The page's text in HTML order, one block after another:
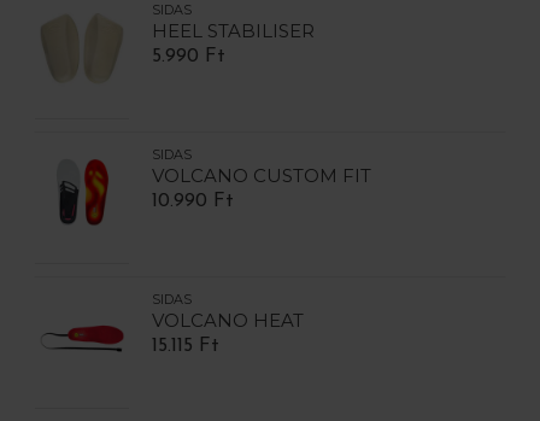
SIDAS
HEEL STABILISER
5.990 Ft
SIDAS
VOLCANO CUSTOM FIT
10.990 Ft
SIDAS
VOLCANO HEAT
15.115 Ft